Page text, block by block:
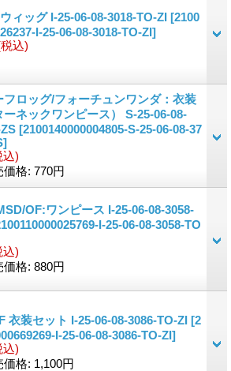
ィッグ I-25-06-08-3018-TO-ZI [2100
I-25-06-08-3018-TO-ZI]
込)
フロッグ/フォーチュンワンダ：衣装
ーネックワンピース） S-25-06-08-
[2100140000004805-S-25-06-08-37
込)
価格: 770円
OF:ワンピース I-25-06-08-3058-
I-25-06-08-3058-TO
込)
価格: 880円
衣装セット I-25-06-08-3086-TO-ZI [2
I-25-06-08-3086-TO-ZI]
込)
価格: 1,100円